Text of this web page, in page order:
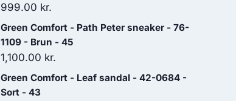
999.00 kr.
Green Comfort - Path Peter sneaker - 76-
1109 - Brun - 45
1,100.00 kr.
Green Comfort - Leaf sandal - 42-0684 -
Sort - 43